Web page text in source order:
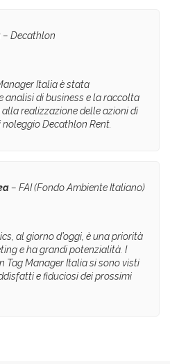
– Decathlon
Italia è stata
analisi di business e la raccolta
realizzazione delle azioni di
Decathlon Rent.
– FAI (Fondo Ambiente Italiano)
al giorno d’oggi, è una priorità
e ha grandi potenzialità. I
Tag Manager Italia si sono visti
e fiduciosi dei prossimi